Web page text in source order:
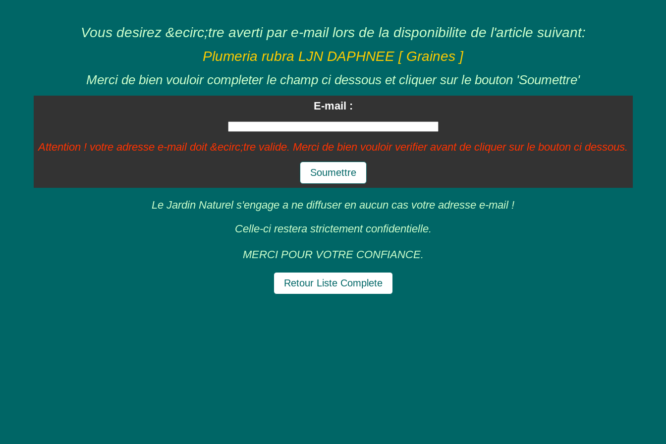
Vous desirez &ecirc;tre averti par e-mail lors de la disponibilite de l'article suivant:
Plumeria rubra LJN DAPHNEE [ Graines ]
Merci de bien vouloir completer le champ ci dessous et cliquer sur le bouton 'Soumettre'
E-mail :
Attention ! votre adresse e-mail doit &ecirc;tre valide. Merci de bien vouloir verifier avant de cliquer sur le bouton ci dessous.
Soumettre
Le Jardin Naturel s'engage a ne diffuser en aucun cas votre adresse e-mail !
Celle-ci restera strictement confidentielle.
MERCI POUR VOTRE CONFIANCE.
Retour Liste Complete